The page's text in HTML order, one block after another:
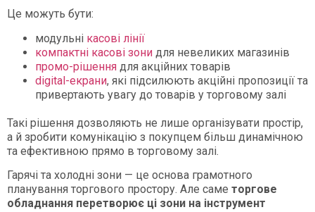
Це можуть бути:
модульні касові лінії
компактні касові зони для невеликих магазинів
промо-рішення для акційних товарів
digital-екрани, які підсилюють акційні пропозиції та
привертають увагу до товарів у торговому залі
Такі рішення дозволяють не лише організувати простір,
а й зробити комунікацію з покупцем більш динамічною
та ефективною прямо в торговому залі.
Гарячі та холодні зони — це основа грамотного
планування торгового простору. Але саме торгове
обладнання перетворює ці зони на інструмент